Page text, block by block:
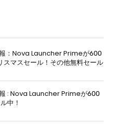
：Nova Launcher Primeが600
マスセール！その他無料セール
: Nova Launcher Primeが600
中！